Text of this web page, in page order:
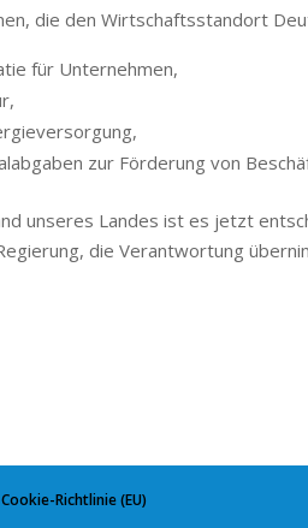
die den Wirtschaftsstandort
für Unternehmen,
zur Förderung von
unseres Landes ist es jetzt
die Verantwortung
Cookie-Richtlinie (EU)